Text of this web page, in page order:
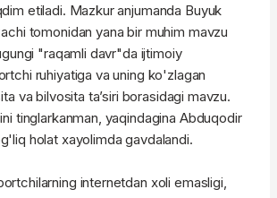
etiladi. Mazkur anjumanda Buyuk
tomonidan yana bir muhim mavzu
"raqamli davr"da ijtimoiy
ruhiyatiga va uning ko'zlagan
va bilvosita ta’siri borasidagi mavzu.
tinglarkanman, yaqindagina Abduqodir
holat xayolimda gavdalandi.
internetdan xoli emasligi,